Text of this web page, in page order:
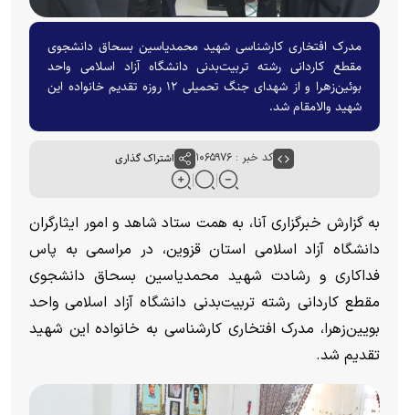
مدرک افتخاری کارشناسی شهید محمدیاسین بسحاق دانشجوی
مقطع کاردانی رشته تربیت‌بدنی دانشگاه آزاد اسلامی واحد
بوئین‌زهرا و از شهدای جنگ تحمیلی ۱۲ روزه تقدیم خانواده این
شهید والامقام شد.
کد خبر : ۱۰۶۵۹۷۶ اشتراک گذاری
به گزارش خبرگزاری آنا، به همت ستاد شاهد و امور ایثارگران
دانشگاه آزاد اسلامی استان قزوین، در مراسمی به پاس
فداکاری و رشادت شهید محمدیاسین بسحاق دانشجوی
مقطع کاردانی رشته‌ تربیت‌بدنی دانشگاه آزاد اسلامی واحد
بویین‌زهرا، مدرک افتخاری کارشناسی به خانواده این شهید
تقدیم شد.